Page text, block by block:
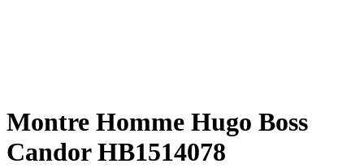
Montre Homme Hugo Boss
Candor HB1514078